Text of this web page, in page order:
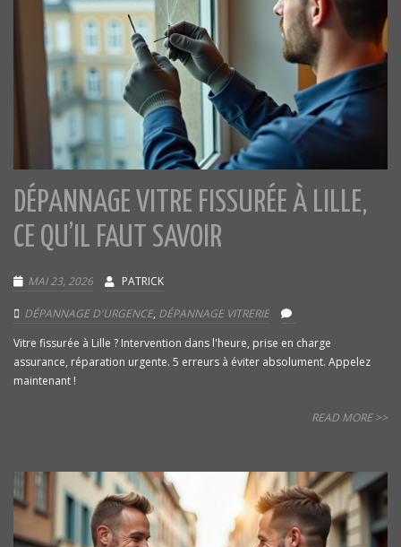
DÉPANNAGE VITRE FISSURÉE À LILLE,
CE QU’IL FAUT SAVOIR
MAI 23, 2026 PATRICK
DÉPANNAGE D'URGENCE, DÉPANNAGE VITRERIE
Vitre fissurée à Lille ? Intervention dans l'heure, prise en charge
assurance, réparation urgente. 5 erreurs à éviter absolument. Appelez
maintenant !
READ MORE >>